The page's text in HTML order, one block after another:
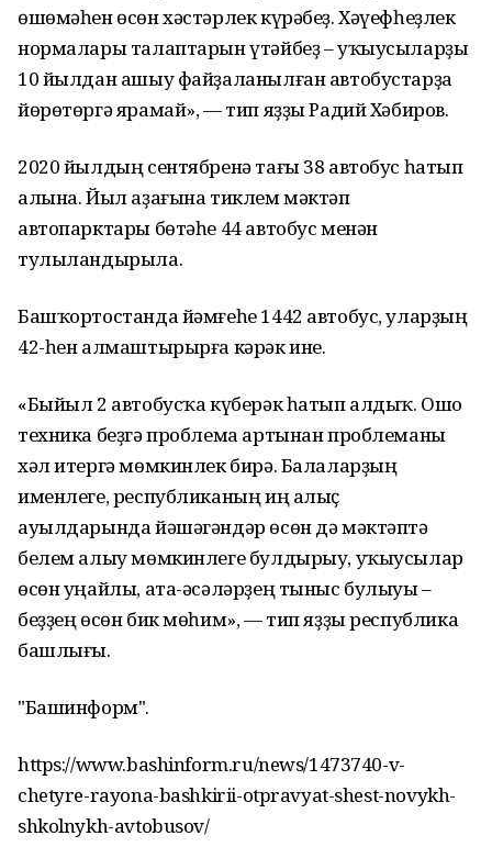
өшөмәһен өсөн хәстәрлек күрәбеҙ. Хәүефһеҙлек
нормалары талаптарын үтәйбеҙ – уҡыусыларҙы
10 йылдан ашыу файҙаланылған автобустарҙа
йөрөтөргә ярамай», — тип яҙҙы Радий Хәбиров.
2020 йылдың сентябренә тағы 38 автобус һатып
алына. Йыл аҙағына тиклем мәктәп
автопарктары бөтәһе 44 автобус менән
тулыландырыла.
Башҡортостанда йәмғеһе 1442 автобус, уларҙың
42-һен алмаштырырға кәрәк ине.
«Быйыл 2 автобусҡа күберәк һатып алдыҡ. Ошо
техника беҙгә проблема артынан проблеманы
хәл итергә мөмкинлек бирә. Балаларҙың
именлеге, республиканың иң алыҫ
ауылдарында йәшәгәндәр өсөн дә мәктәптә
белем алыу мөмкинлеге булдырыу, уҡыусылар
өсөн уңайлы, ата-әсәләрҙең тыныс булыуы –
беҙҙең өсөн бик мөһим», — тип яҙҙы республика
башлығы.
"Башинформ".
https://www.bashinform.ru/news/1473740-v-
chetyre-rayona-bashkirii-otpravyat-shest-novykh-
shkolnykh-avtobusov/